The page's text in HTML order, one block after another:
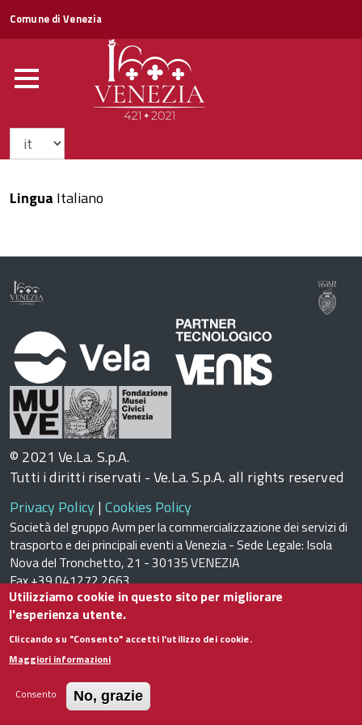
Comune di Venezia
Social wall
Lingua Italiano
© 2021 Ve.La. S.p.A.
Tutti i diritti riservati - Ve.La. S.p.A. all rights reserved
Privacy Policy | Cookies Policy
Società del gruppo Avm per la commercializzazione dei servizi di
trasporto e dei principali eventi a Venezia - Sede Legale: Isola
Nova del Tronchetto, 21 - 30135 VENEZIA
Fax +39 041272.2663
Registro delle Imprese di Venezia n. 03069670275 – REA VE
278800 C.F e P.I. 03069670275 Capitale Sociale € 1.885.000,00
i.v.
E-mail vela@velaspa.com. PEC velaspa@legalmail.it Società
soggetta all’attività di direzione e coordinamento di Avm S.p.A.
Utilizziamo cookie in questo sito per migliorare
l'esperienza utente.
Cliccando su "Consento" accetti l'utilizzo dei cookie.
Maggiori informazioni
Consento No, grazie